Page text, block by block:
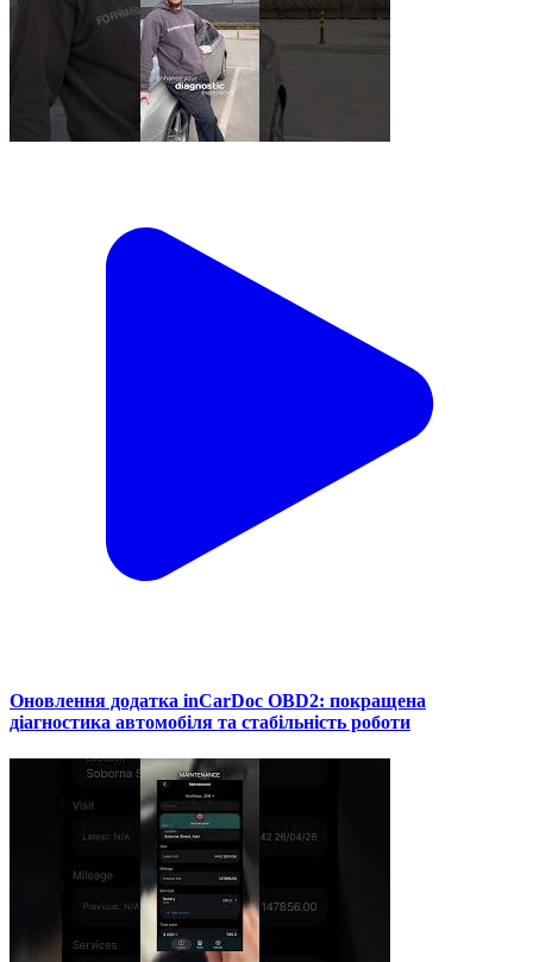
Оновлення додатка inCarDoc OBD2: покращена
діагностика автомобіля та стабільність роботи